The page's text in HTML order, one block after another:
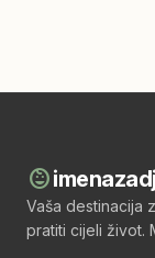
child_care
Vaša destinacija
pratiti cijeli život.